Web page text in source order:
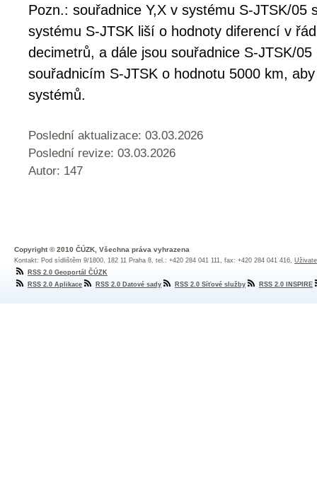
Pozn.: souřadnice Y,X v systému S-JTSK/05
systému S-JTSK liší o hodnoty diferencí v
decimetrů, a dále jsou souřadnice S-JTSK/05
souřadnicím S-JTSK o hodnotu 5000 km,
systémů.
Poslední aktualizace: 03.03.2026
Poslední revize: 03.03.2026
Autor: 147
Copyright © 2010 ČÚZK, Všechna práva vyhrazena
Kontakt: Pod sídlištěm 9/1800, 182 11 Praha 8, tel.: +420 284 041 111, fax: +420 284 041 416,
RSS 2.0 Geoportál ČÚZK
RSS 2.0 Aplikace
RSS 2.0 Datové sady RSS 2.0 Síťové služby RSS 2.0 INSPIRE